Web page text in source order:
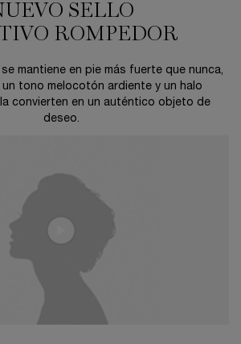
SELLO
ROMPEDOR
mantiene en pie más fuerte que nunca,
tono melocotón ardiente y un halo
convierten en un auténtico objeto de
deseo.